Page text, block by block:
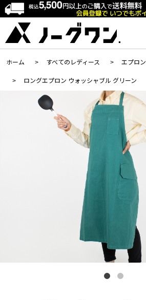
ホーム > すべてのレディース > エプロン
> ロングエプロン ウォッシャブル グリーン